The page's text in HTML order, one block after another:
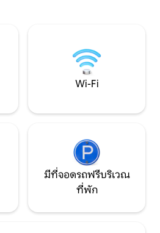
Wi-Fi
มีที่จอดรถฟรีบริเวณ
ที่พัก